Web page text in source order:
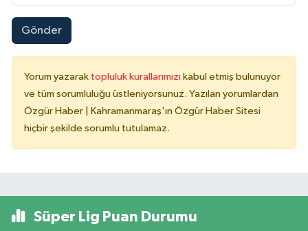
Gönder
Yorum yazarak topluluk kurallarımızı kabul etmiş bulunuyor
ve tüm sorumluluğu üstleniyorsunuz. Yazılan yorumlardan
Özgür Haber | Kahramanmaraş'ın Özgür Haber Sitesi
hiçbir şekilde sorumlu tutulamaz.
Süper Lig Puan Durumu